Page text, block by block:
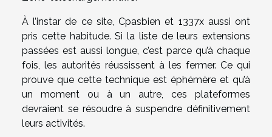
À l’instar de ce site, Cpasbien et 1337x aussi ont
pris cette habitude. Si la liste de leurs extensions
passées est aussi longue, c’est parce qu’à chaque
fois, les autorités réussissent à les fermer. Ce qui
prouve que cette technique est éphémère et qu’à
un moment ou à un autre, ces plateformes
devraient se résoudre à suspendre définitivement
leurs activités.